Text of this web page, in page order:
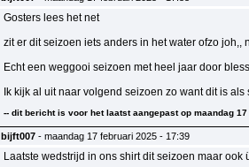
Gosters lees het net
zit er dit seizoen iets anders in het water ofzo joh,,
Echt een weggooi seizoen met heel jaar door
Ik kijk al uit naar volgend seizoen zo want dit is
-- dit bericht is voor het laatst aangepast op maandag
bijft007 - maandag 17 februari 2025 - 17:39
Laatste wedstrijd in ons shirt dit seizoen maar